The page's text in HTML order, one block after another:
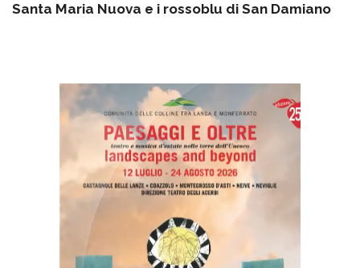
Santa Maria Nuova e i rossoblu di San Damiano